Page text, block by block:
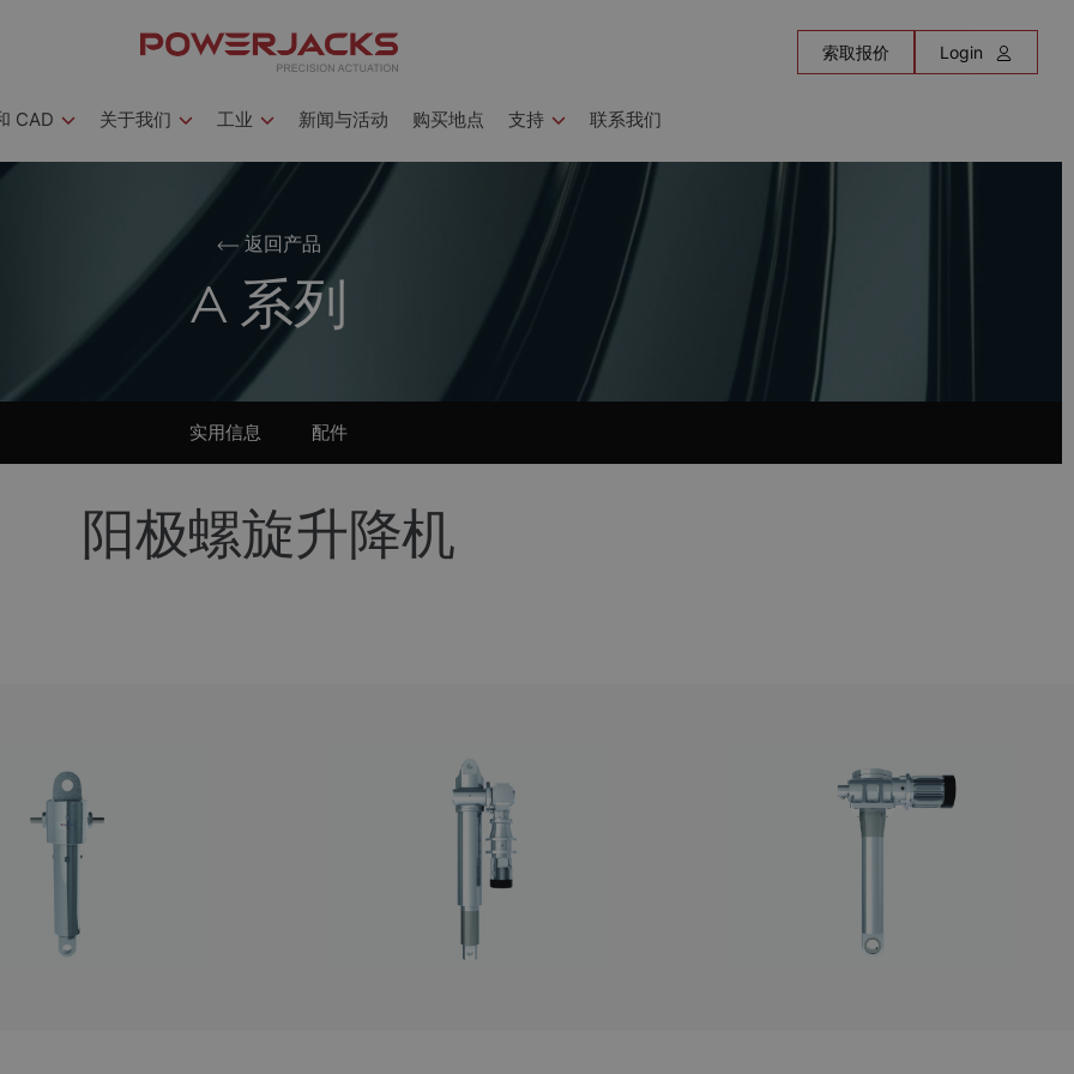
索取报价 Login
CAD 关于我们 工业 新闻与活动 购买地点 支持 联系我们
返回产品
A 系列
实用信息 配件
阳极螺旋升降机